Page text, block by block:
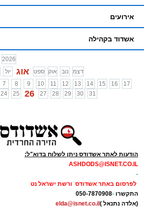
אירועים
אשדוד בקהילה
2026
יול אוג ספט אוק נוב
דצמ
7 8 9 10 11 12 13 14 15 16
17
24 25 26 27 28 29 30 31
הודעות לאתר אשדודס ניתן לשלוח בדוא"ל:
ASHDODS@ISNET.CO.IL
-
לפרסום באתר אשדודס ורשת ישראל נט
התקשרו -
050-7870908
(אלדה נתנאל ) elda@isnet.co.il